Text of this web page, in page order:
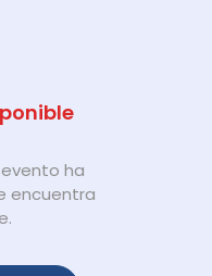
ha
encuentra